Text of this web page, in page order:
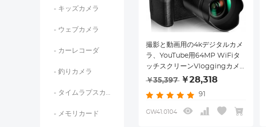
- キッズカメラ
- ウェブカメラ
- カーレコーダ
- 釣りカメラ
- タイムラプスカメラ
- メモリカード
撮影と動画用の4kデジタルカメ
ラ、YouTube用64MP WiFiタ
ッチスクリーンVloggingカメ
ラ、フラッシュ付き、32GB SD
3000mAH電池、前後カメラ-黒
￥35,397 ￥28,318
91
GW41.0104